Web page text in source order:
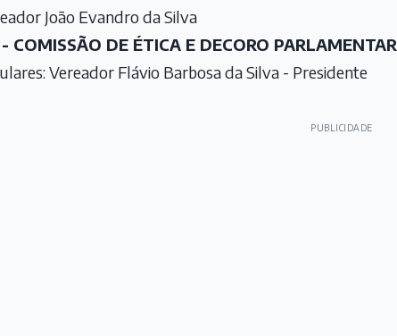
João Evandro da Silva
COMISSÃO DE ÉTICA E DECORO PARLAMENTAR
Vereador Flávio Barbosa da Silva - Presidente
PUBLICIDADE